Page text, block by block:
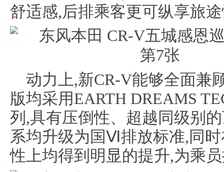
舒适感,后排乘客更可纵享旅
动力上,新CR-V能够全面兼
版均采用EARTH DREAMS
列,具有压倒性、超越同级别
系均升级为国Ⅵ排放标准,同
性上均得到明显的提升,为乘